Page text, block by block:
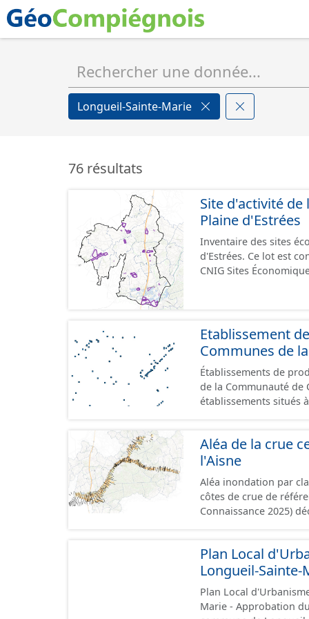
Longueil-Sainte-Marie
76 résultats
Site d'activité
Plaine d'Estrées
Inventaire des sites
d'Estrées. Ce lot est
CNIG Sites
Etablissement
Communes de
Établissements de
de la Communauté de
établissements situés
terrains à vocation
du CNIG se limitant aux
Aléa de la crue
l'Aisne
Aléa inondation par
côtes de crue de
Connaissance 2025)
Plan Local
Longueil-
Plan Local
Marie - Approbation du 12/01/2026. Ce lot